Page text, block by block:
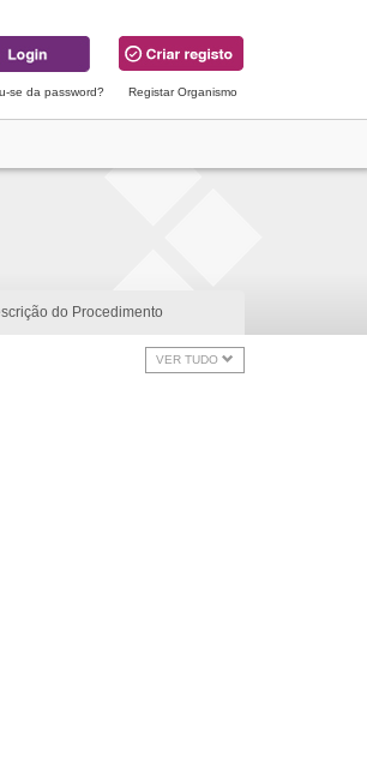
se da password? Registar Organismo
do Procedimento
VER TUDO